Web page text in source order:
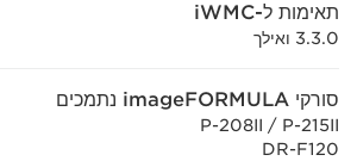
תאימות ל-iWMC
3.3.0 ואילך
סורקי imageFORMULA נתמכים
P-208II / P-215II
DR-F120